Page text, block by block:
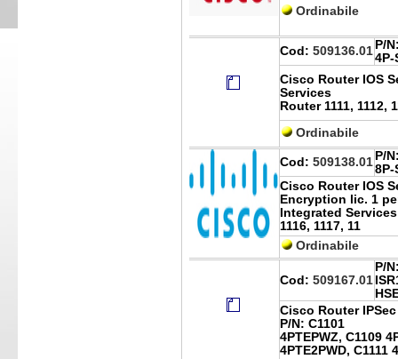
Ordinabile
Cod: 509136.01 P/
4P-
Cisco Router IOS
Services
Router 1111, 1112,
Ordinabile
Cod: 509138.01 P/
8P-
Cisco Router IOS
Encryption lic. 1
Integrated
1116, 1117, 11
Ordinabile
Cod: 509167.01
P/
Cisco Router
P/N: C1101
4PTEPWZ, C1109
4PTE2PWD, C1111